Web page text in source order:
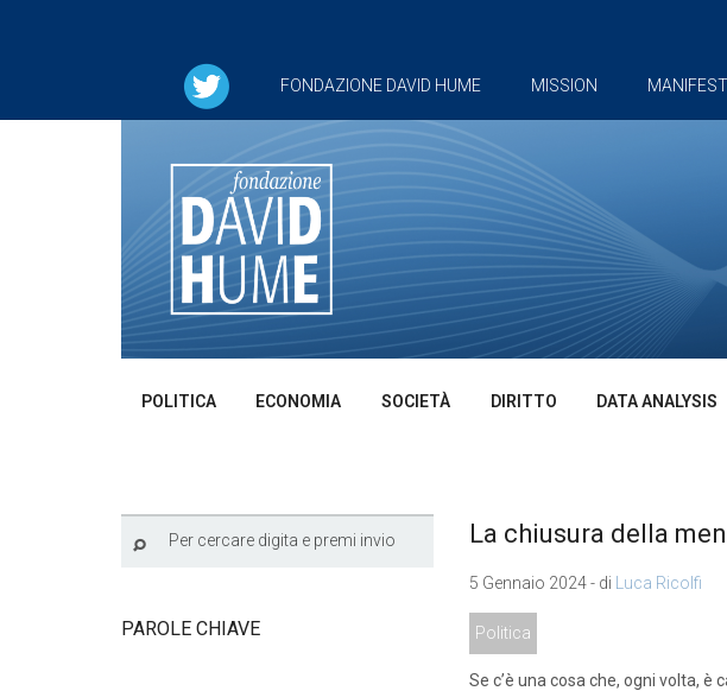
FONDAZIONE DAVID HUME MISSION
POLITICA ECONOMIA SOCIETÀ DIRITTO DATA ANALYSIS
La chiusura della
5 Gennaio 2024 - di Luca Ricolfi
Politica
Se c’è una cosa che, ogni volta,
PAROLE CHIAVE